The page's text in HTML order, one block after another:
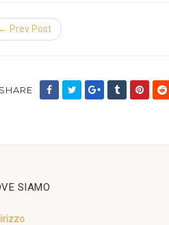
← Prev Post
SHARE
SIAMO